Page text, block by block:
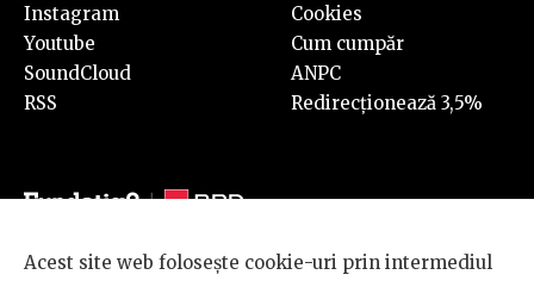
Instagram
Youtube
SoundCloud
RSS
Cookies
Cum cumpăr
ANPC
Redirecționează 3,5%
Acest site web folosește cookie-uri prin intermediul